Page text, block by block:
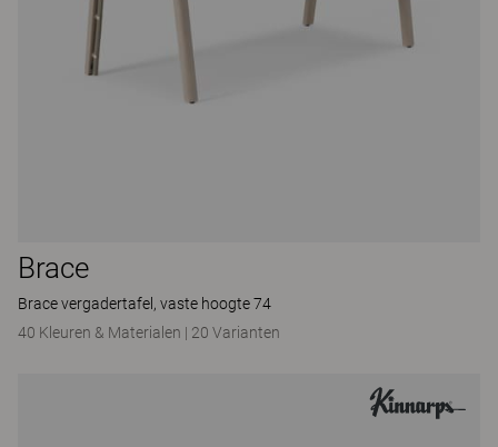
Brace
Brace vergadertafel, vaste hoogte 74
40 Kleuren & Materialen | 20 Varianten